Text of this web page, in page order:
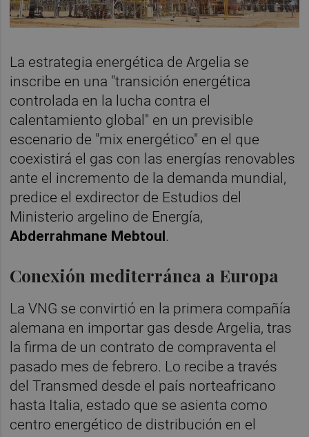
La estrategia energética de Argelia se
inscribe en una "transición energética
controlada en la lucha contra el
calentamiento global" en un previsible
escenario de "mix energético" en el que
coexistirá el gas con las energías renovables
ante el incremento de la demanda mundial,
predice el exdirector de Estudios del
Ministerio argelino de Energía,
Abderrahmane Mebtoul.
Conexión mediterránea a Europa
La VNG se convirtió en la primera compañía
alemana en importar gas desde Argelia, tras
la firma de un contrato de compraventa el
pasado mes de febrero. Lo recibe a través
del Transmed desde el país norteafricano
hasta Italia, estado que se asienta como
centro energético de distribución en el